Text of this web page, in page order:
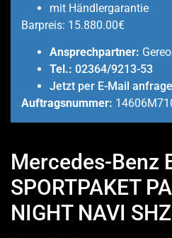
mit Händlergarantie
Barpreis: 15.880.00€
Ansprechpartner:
Tel.: 02364/9213-53
Jetzt per E-Mail
Auftragsnummer:
Mercedes-Benz
SPORTPAKET
NIGHT NAVI